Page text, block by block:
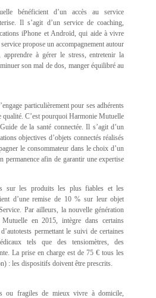
bénéficient d’un accès au service
Il s’agit d’un service de coaching,
iPhone et Androïd, qui aide à vivre
propose un accompagnement autour
à gérer le stress, entretenir la
son mal de dos, manger équilibré au
particulièrement pour ses adhérents
qualité. C’est pourquoi Harmonie Mutuelle
de la santé connectée. Il s’agit d’un
objectives d’objets connectés réalisés
le consommateur dans le choix d’un
permanence afin de garantir une expertise
sur les produits les plus fiables et les
d’une remise de 10 % sur leur objet
Par ailleurs, la nouvelle génération
en 2015, intègre dans certains
permettant le suivi de certaines
tels que des tensiomètres, des
La prise en charge est de 75 € tous les
: les dispositifs doivent être prescrits.
ou fragiles de mieux vivre à domicile,